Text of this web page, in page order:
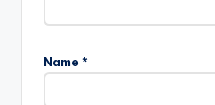
Name *